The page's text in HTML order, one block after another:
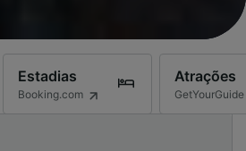
Estadias
Booking.com
Atrações
GetYourGuide